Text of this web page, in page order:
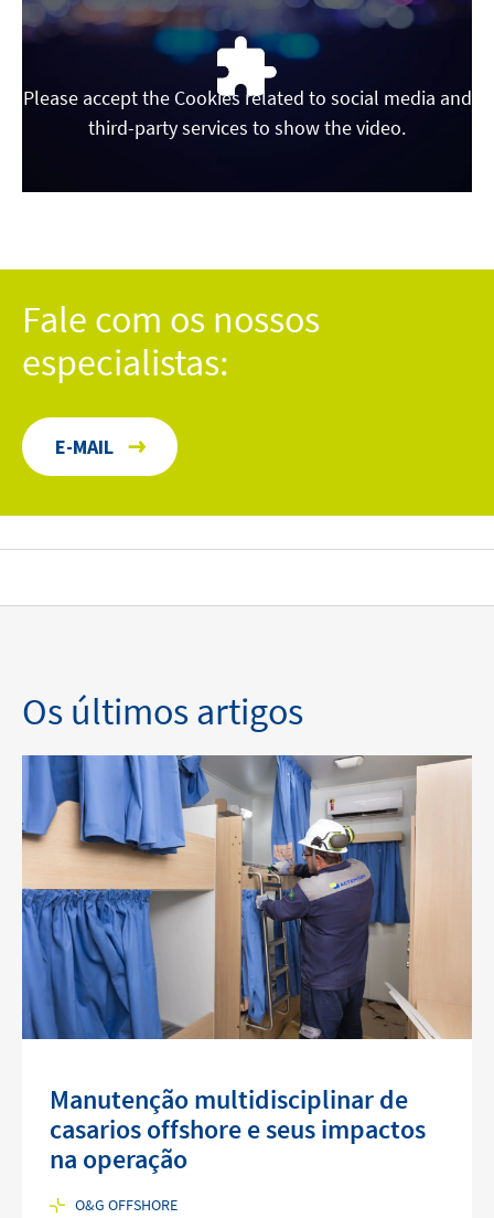
Please accept the Cookies related to social media and
third-party services to show the video.
Fale com os nossos
especialistas:
E-MAIL
Os últimos artigos
O&G OFFSHORE
Manutenção multidisciplinar de
casarios offshore e seus impactos
na operação